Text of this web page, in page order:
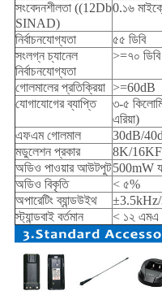
সংবেদনশীলতা ((12Db
SINAD)
0.১৬
নির্বাচনযোগ্যতা
৫৫ ডিবি
সংলগ্ন চ্যানেল
নির্বাচনযোগ্যতা
>=৭০ ডিবি
গোলমালের প্রতিক্রিয়া >=60dB
যোগাযোগের ব্যাপ্তি
৩-৫
এরিয়া)
এফএম গোলমাল
30dB/
মডুলেশন প্রকার
8K/
অডিও পাওয়ার আউটপুট500mW
অডিও বিকৃতি
< ৫%
অপারেটিং ব্যান্ডউইথ
স্ট্যান্ডবাই বর্তমান
< ১২ এমএ